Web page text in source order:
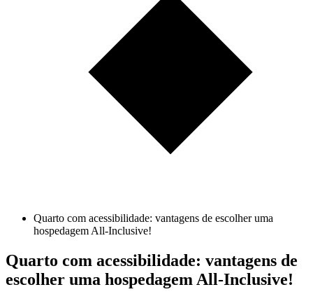
Quarto com acessibilidade: vantagens de escolher uma
hospedagem All-Inclusive!
Quarto com acessibilidade: vantagens de
escolher uma hospedagem All-Inclusive!